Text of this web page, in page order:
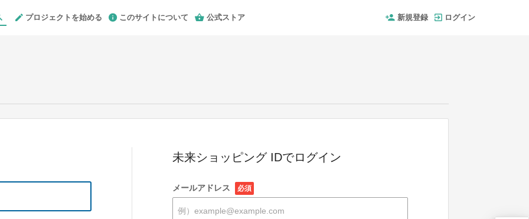
プロジェクトを始める このサイトについて 公式ストア 新規登録 ログイン
未来ショッピング IDでログイン
メールアドレス 必須